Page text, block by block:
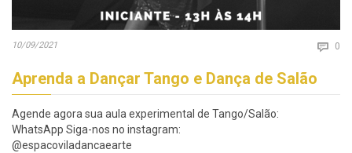
10/09/2021  0
Aprenda a Dançar Tango e Dança de Salão
Agende agora sua aula experimental de Tango/Salão:
WhatsApp Siga-nos no instagram:
@espacoviladancaearte